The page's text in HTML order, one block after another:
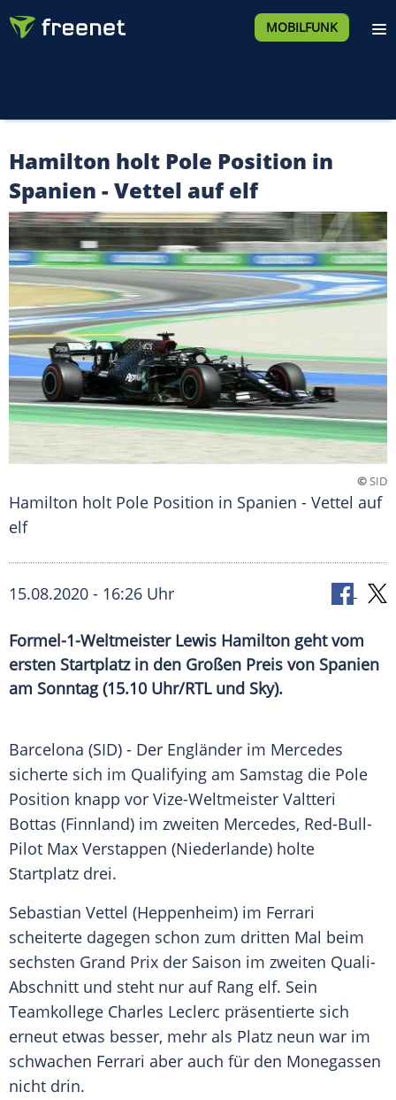
MOBILFUNK
Hamilton holt Pole Position in
Spanien - Vettel auf elf
©SID
Hamilton holt Pole Position in Spanien - Vettel auf
elf
15.08.2020 - 16:26 Uhr
Formel-1-Weltmeister Lewis Hamilton geht vom
ersten Startplatz in den Großen Preis von Spanien
am Sonntag (15.10 Uhr/RTL und Sky).
Barcelona (SID) - Der Engländer im Mercedes
sicherte sich im Qualifying am Samstag die Pole
Position knapp vor Vize-Weltmeister Valtteri
Bottas (Finnland) im zweiten Mercedes, Red-Bull-
Pilot Max Verstappen (Niederlande) holte
Startplatz drei.
Sebastian Vettel (Heppenheim) im Ferrari
scheiterte dagegen schon zum dritten Mal beim
sechsten Grand Prix der Saison im zweiten Quali-
Abschnitt und steht nur auf Rang elf. Sein
Teamkollege Charles Leclerc präsentierte sich
erneut etwas besser, mehr als Platz neun war im
schwachen Ferrari aber auch für den Monegassen
nicht drin.